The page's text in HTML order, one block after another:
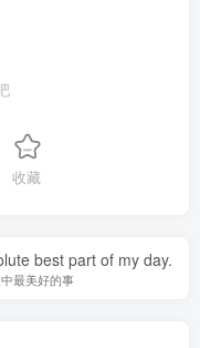
收藏
best part of my day.
最美好的事